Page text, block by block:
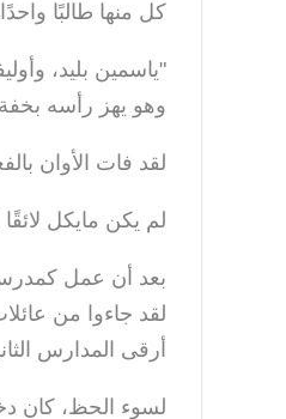
كل منها طالبًا
"ياسمين بليد،
وهو يهز رأسه
لقد فات الأوان
لم يكن مايكل
بعد أن عمل كمدرس
لقد جاءوا من
أرقى المدارس
لسوء الحظ، كان